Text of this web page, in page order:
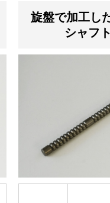
旋盤で加工し
シャフ